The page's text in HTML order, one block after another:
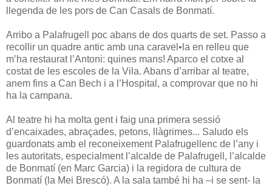
llegenda de les pors de Can Casals de Bonmatí.
Arribo a Palafrugell poc abans de dos quarts de set. Passo a
recollir un quadre antic amb una caravel•la en relleu que
m’ha restaurat l’Antoni: quines mans! Aparco el cotxe al
costat de les escoles de la Vila. Abans d’arribar al teatre,
anem fins a Can Bech i a l’Hospital, a comprovar que no hi
ha la campana.
Al teatre hi ha molta gent i faig una primera sessió
d’encaixades, abraçades, petons, llàgrimes... Saludo els
guardonats amb el reconeixement Palafrugellenc de l’any i
les autoritats, especialment l’alcalde de Palafrugell, l’alcalde
de Bonmatí (en Marc Garcia) i la regidora de cultura de
Bonmatí (la Mei Brescó). A la sala també hi ha –i se sent- la